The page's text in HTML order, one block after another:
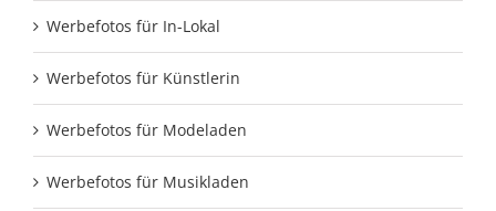
Werbefotos für In-Lokal
Werbefotos für Künstlerin
Werbefotos für Modeladen
Werbefotos für Musikladen